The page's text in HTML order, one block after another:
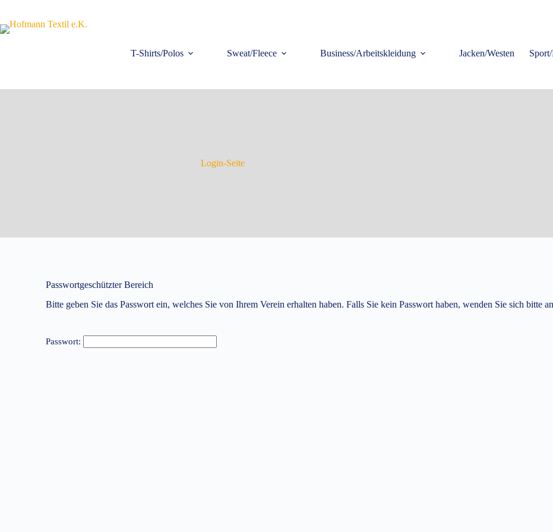
T-Shirts/Polos Sweat/Fleece Business/Arbeitskleidung Jacken/Westen
Login-Seite
Passwortgeschützter Bereich
Bitte geben Sie das Passwort ein, welches Sie von Ihrem Verein erhalten haben. Falls Sie kein Passwort haben, wenden Sie sich bitte
Passwort: